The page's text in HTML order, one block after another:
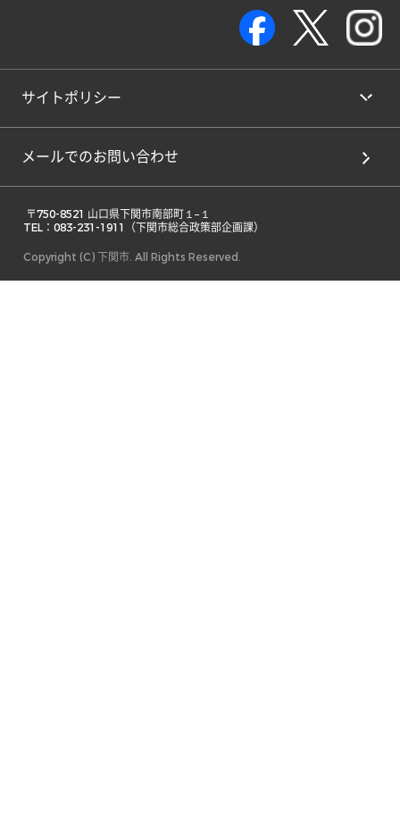
サイトポリシー
メールでのお問い合わせ
TEL：083-231-1911（下関市総合政策部企画課）
Copyright (C) 下関市. All Rights Reserved.